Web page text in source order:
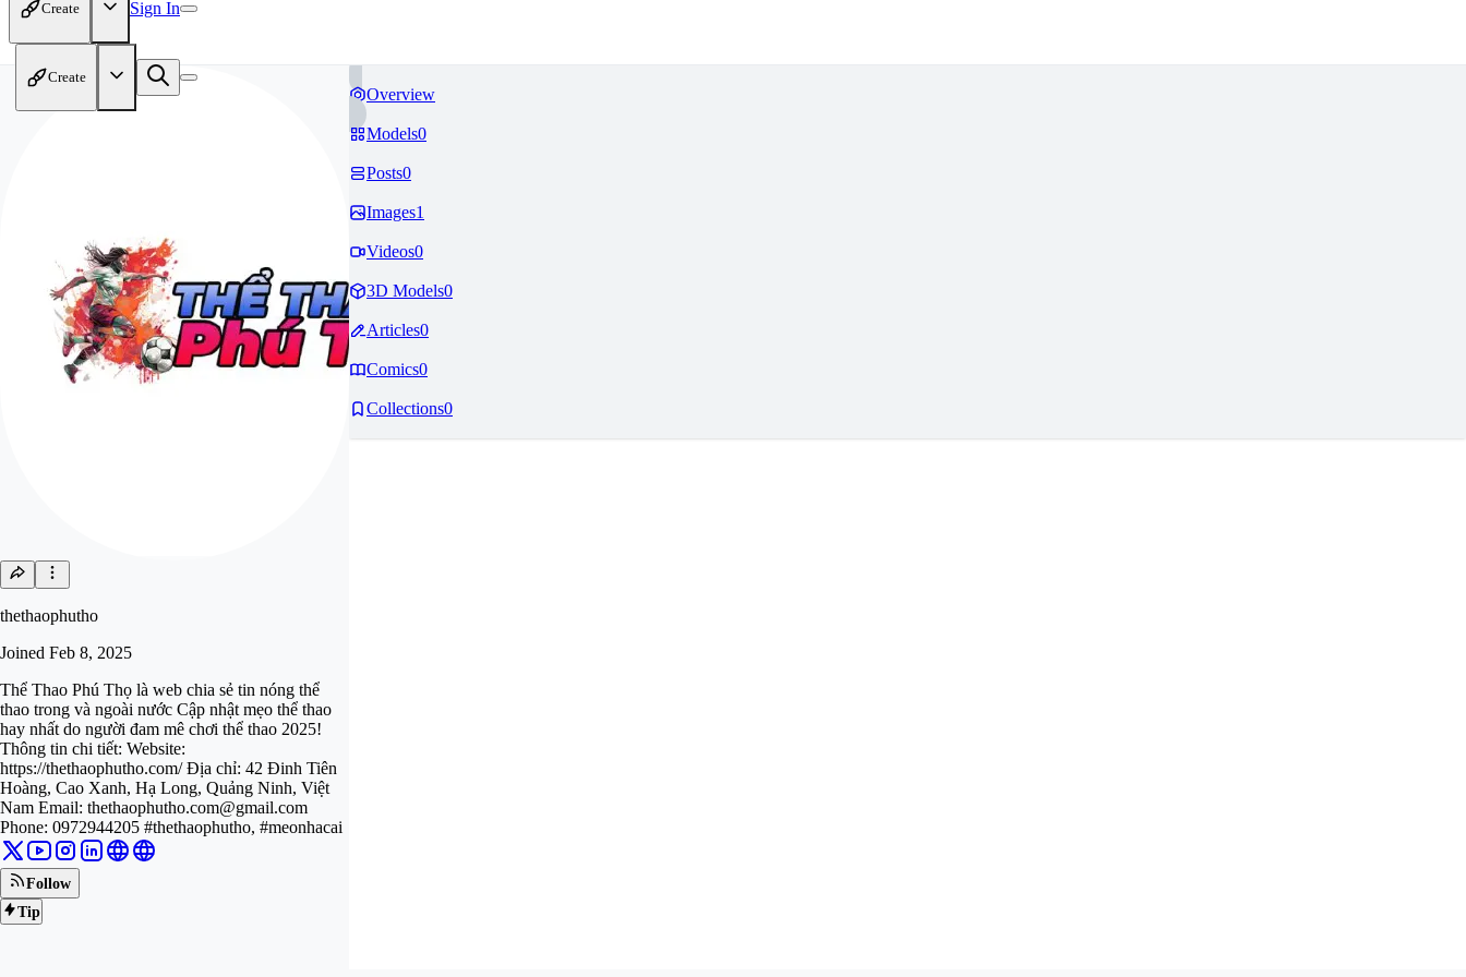
Create Sign In
Create
thethaophutho
Joined Feb 8, 2025
Thể Thao Phú Thọ là web chia sẻ tin nóng thể
thao trong và ngoài nước Cập nhật mẹo thể thao
hay nhất do người đam mê chơi thể thao 2025!
Thông tin chi tiết: Website:
https://thethaophutho.com/ Địa chỉ: 42 Đinh Tiên
Hoàng, Cao Xanh, Hạ Long, Quảng Ninh, Việt
Nam Email: thethaophutho.com@gmail.com
Phone: 0972944205 #thethaophutho, #meonhacai
Follow
Tip
Overview
Models0
Posts0
Images1
Videos0
3D Models0
Articles0
Comics0
Collections0